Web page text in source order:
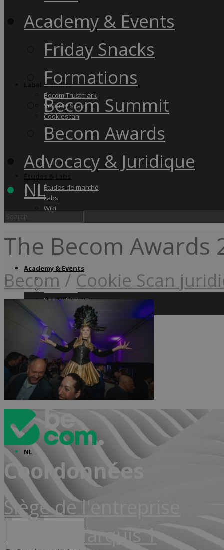
Label & audits
Becom Trustmark
Security Scan
Cookiescan
Études de marché
Labs
Wiki
Academy & Events
Friday Snacks
Formations
Becom Summit
Becom Awards
Advocacy & Juridique
NL
Academy & Events
Friday Snacks
Formations
Becom Summit
Becom Awards
Advocacy & Juridique
NL
The Becom Awards
Becom / Cookie Scan
Coordonnées
Siège de l'entreprise
Rue de Marquis 1